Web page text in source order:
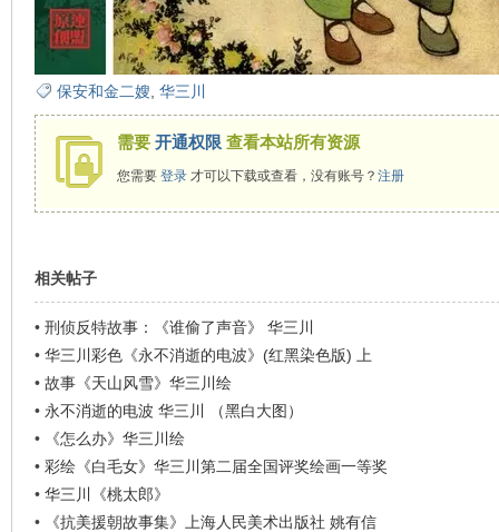
保安和金二嫂 华三川
需要 开通权限 查看本站所有资源
您需要 登录才可以下载或查看，没有账号？ 注册
相关帖子
• 刑侦反特故事：《谁偷了声音》 华三川
• 华三川彩色《永不消逝的电波》(红黑染色版) 上
• 故事《天山风雪》华三川绘
• 永不消逝的电波 华三川 （黑白大图）
•
《怎么办》华三川绘
• 彩绘《白毛女》华三川第二届全国评奖绘画一等奖
• 华三川《桃太郎》
•
《抗美援朝故事集》上海人民美术出版社 姚有信